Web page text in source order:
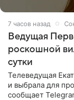
7 часов назад
Ведущая
роскошной
сутки
Телеведущая
и выбрала для
сообщает